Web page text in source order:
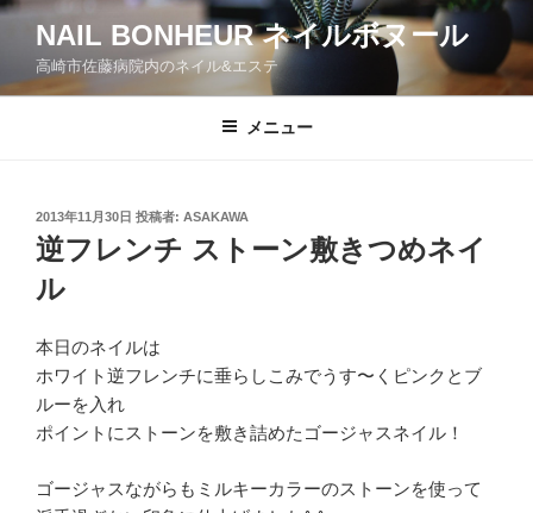
コ
ン
NAIL BONHEUR ネイルボヌール
高崎市佐藤病院内のネイル&エステ
メニュー
投
稿
日:
2013年11月30日 投稿者: ASAKAWA
逆フレンチ ストーン敷きつめネイ
ル
本日のネイルは
ホワイト逆フレンチに垂らしこみでうす〜くピンクとブ
ルーを入れ
ポイントにストーンを敷き詰めたゴージャスネイル！
ゴージャスながらもミルキーカラーのストーンを使って